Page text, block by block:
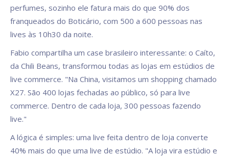
perfumes, sozinho ele fatura mais do que 90% dos
franqueados do Boticário, com 500 a 600 pessoas nas
lives às 10h30 da noite.
Fabio compartilha um case brasileiro interessante: o Caíto,
da Chili Beans, transformou todas as lojas em estúdios de
live commerce. "Na China, visitamos um shopping chamado
X27. São 400 lojas fechadas ao público, só para live
commerce. Dentro de cada loja, 300 pessoas fazendo
live."
A lógica é simples: uma live feita dentro de loja converte
40% mais do que uma live de estúdio. "A loja vira estúdio e